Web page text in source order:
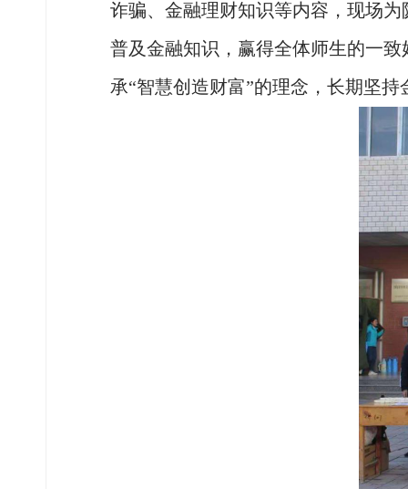
诈骗、金融理财知识等内容，现场
普及金融知识，赢得全体师生的一
承“智慧创造财富”的理念，长期坚